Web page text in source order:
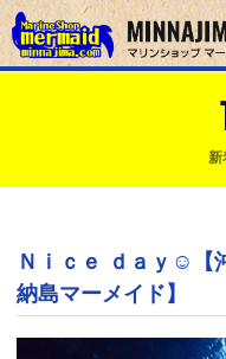
新
Ｎｉｃｅ ｄａｙ☺【
納島マーメイド】